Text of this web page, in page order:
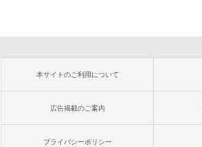
本サイトのご利用について
広告掲載のご案内
プライバシーポリシー